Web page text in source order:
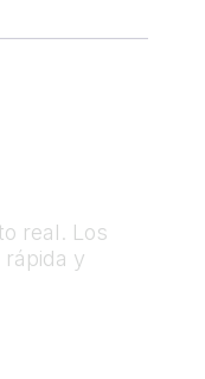
real. Los
y